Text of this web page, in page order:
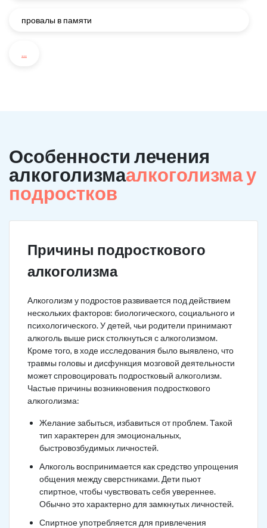
провалы в памяти
...
Особенности лечения
алкоголизмаалкоголизма у
подростков
Причины подросткового
алкоголизма
Алкоголизм у подростов развивается под действием
нескольких факторов: биологического, социального и
психологического. У детей, чьи родители принимают
алкоголь выше риск столкнуться с алкоголизмом.
Кроме того, в ходе исследования было выявлено, что
травмы головы и дисфункция мозговой деятельности
может спровоцировать подростковый алкоголизм.
Частые причины возникновения подросткового
алкоголизма:
Желание забыться, избавиться от проблем. Такой
тип характерен для эмоциональных,
быстровозбудимых личностей.
Алкоголь воспринимается как средство упрощения
общения между сверстниками. Дети пьют
спиртное, чтобы чувствовать себя увереннее.
Обычно это характерно для замкнутых личностей.
Спиртное употребляется для привлечения